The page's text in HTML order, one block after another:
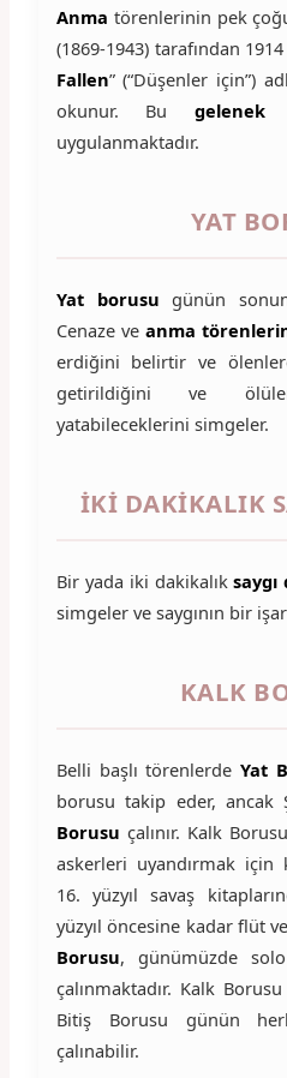
Anma törenlerinin pek
(1869-1943) tarafından 1914
Fallen” (“Düşenler için”)
okunur. Bu gelenek
uygulanmaktadır.
YAT
Yat borusu günün
Cenaze ve anma
erdiğini belirtir ve
getirildiğini ve
yatabileceklerini simgeler.
İKİ DAKİKALIK
Bir yada iki dakikalık
simgeler ve saygının bir
KALK
Belli başlı törenlerde Yat
borusu takip eder, ancak
Borusu çalınır. Kalk
askerleri uyandırmak için
16. yüzyıl savaş
yüzyıl öncesine kadar flüt
Borusu, günümüzde
çalınmaktadır. Kalk
Bitiş Borusu günün
çalınabilir.